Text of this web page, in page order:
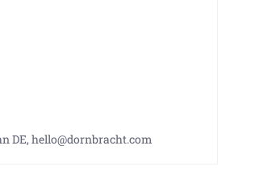
DE, hello@dornbracht.com